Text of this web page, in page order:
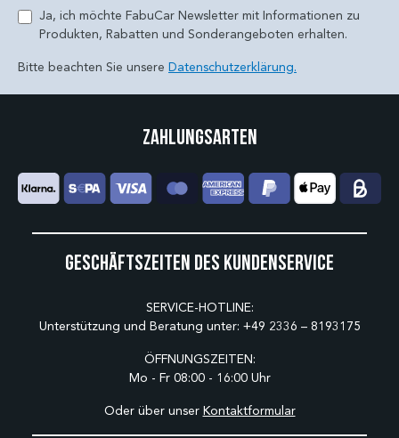
Ja, ich möchte FabuCar Newsletter mit Informationen zu
Produkten, Rabatten und Sonderangeboten erhalten.
Bitte beachten Sie unsere Datenschutzerklärung.
Geschäftszeiten des Kundenservice
SERVICE-HOTLINE:
Unterstützung und Beratung unter: +49 2336 – 8193175
ÖFFNUNGSZEITEN:
Mo - Fr 08:00 - 16:00 Uhr
Oder über unser Kontaktformular
Zahlungsarten